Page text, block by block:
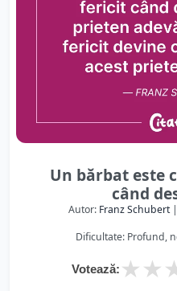
Un bărbat este
când
Autor: Franz Schubert|
Dificultate: Profund,
Votează: ★
★